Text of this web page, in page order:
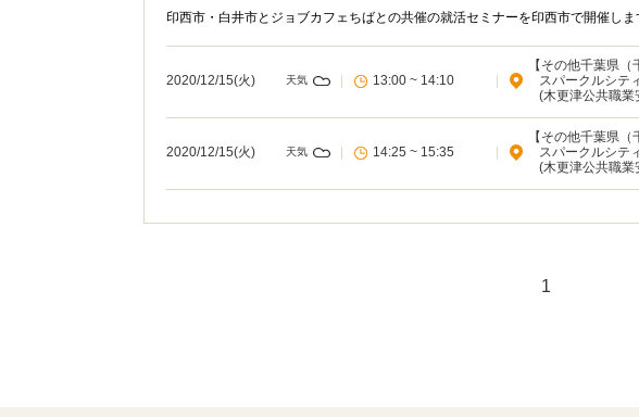
印西市・白井市とジョブカフェちばとの共催の就活セミナーを印西市で開催しま
2020/12/15(火) 天気 13:00 ~ 14:10
【その他千葉県（
スパークルシテ
(木更津公共職業
2020/12/15(火) 天気 14:25 ~ 15:35
【その他千葉県（
スパークルシテ
(木更津公共職業
1